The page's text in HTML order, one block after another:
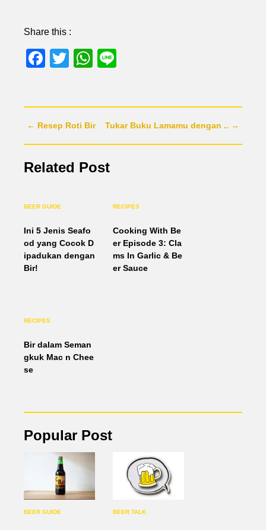
Share this :
Facebook
TwitterWhatsApp
← Resep Roti Bir Tukar Buku Lamamu dengan .. →
Related Post
BEER GUIDE
Ini 5 Jenis Seafo
od yang Cocok D
ipadukan dengan
Bir!
RECIPES
Cooking With Be
er Episode 3: Cla
ms In Garlic & Be
er Sauce
RECIPES
Bir dalam Seman
gkuk Mac n Chee
se
Popular Post
BEER GUIDE BEER TALK